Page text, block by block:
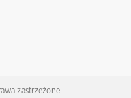
zastrzeżone